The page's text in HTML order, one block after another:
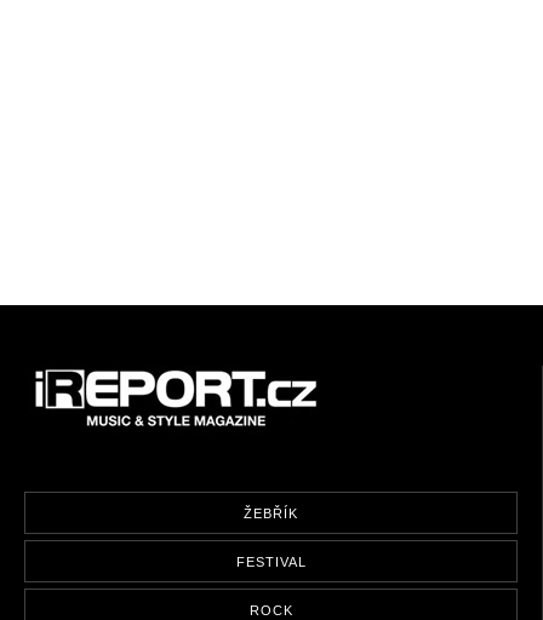
ŽEBŘÍK
FESTIVAL
ROCK